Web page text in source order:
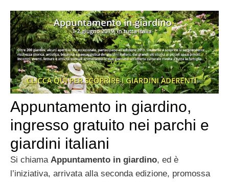
Appuntamento in giardino,
ingresso gratuito nei parchi e
giardini italiani
Si chiama Appuntamento in giardino, ed è
l’iniziativa, arrivata alla seconda edizione, promossa